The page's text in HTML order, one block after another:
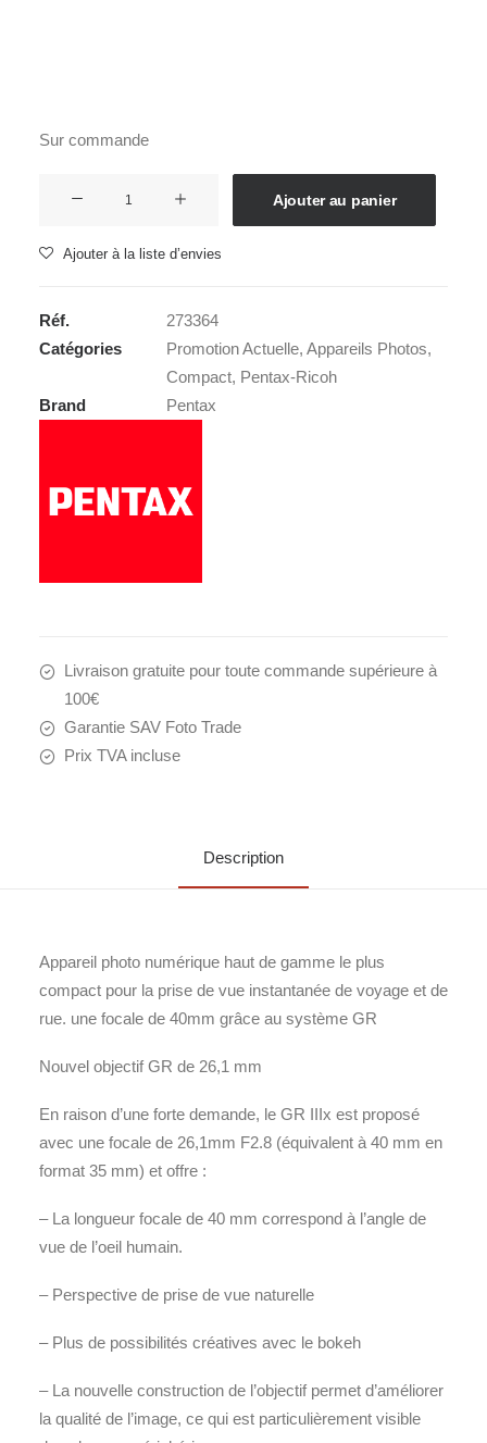
Sur commande
RICOH
Ajouter au panier
Ajouter à la liste d’envies
Réf.
273364
Catégories
Promotion Actuelle, Appareils Photos,
Compact, Pentax-Ricoh
Brand
Pentax
Livraison gratuite pour toute commande supérieure à
100€
Garantie SAV Foto Trade
Prix TVA incluse
Description
Appareil photo numérique haut de gamme le plus
compact pour la prise de vue instantanée de voyage et de
rue. une focale de 40mm grâce au système GR
Nouvel objectif GR de 26,1 mm
En raison d’une forte demande, le GR IIIx est proposé
avec une focale de 26,1mm F2.8 (équivalent à 40 mm en
format 35 mm) et offre :
– La longueur focale de 40 mm correspond à l’angle de
vue de l’oeil humain.
– Perspective de prise de vue naturelle
– Plus de possibilités créatives avec le bokeh
– La nouvelle construction de l’objectif permet d’améliorer
la qualité de l’image, ce qui est particulièrement visible